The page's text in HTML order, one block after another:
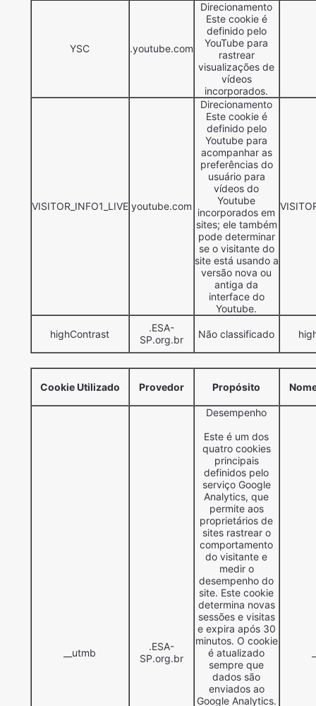
YSC .youtube.com
Direcionamento
Este cookie é
definido pelo
YouTube para
rastrear
visualizações de
vídeos
incorporados.
VISITOR_INFO1_LIVE youtube.com
Direcionamento
Este cookie é
definido pelo
Youtube para
acompanhar as
preferências do
usuário para
vídeos do
Youtube
incorporados em
sites; ele também
pode determinar
se o visitante do
site está usando a
versão nova ou
antiga da
interface do
Youtube.
highContrast
.ESA-
SP.org.br
Não classificado
Cookie Utilizado Provedor Propósito
__utmb
.ESA-
SP.org.br
Desempenho
Este é um dos
quatro cookies
principais
definidos pelo
serviço Google
Analytics, que
permite aos
proprietários de
sites rastrear o
comportamento
do visitante e
medir o
desempenho do
site. Este cookie
determina novas
sessões e visitas
e expira após 30
minutos. O cookie
é atualizado
sempre que
dados são
enviados ao
Google Analytics.